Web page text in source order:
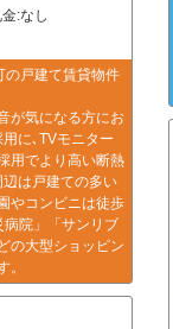
:なし
戸建て賃貸物件
が気になる方にお
に､TVモニター
用でより高い断熱
は戸建ての多い
やコンビニは徒歩
院」「サンリブ
の大型ショッピン
。